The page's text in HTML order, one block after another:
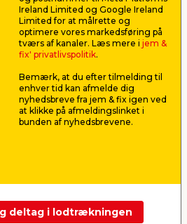
- G.
vægge, vinduer
pr. stk.
Plast1
Til
Fremstillet
x B39,5 x
Ireland Limited og Google Ireland
Limited for at målrette og
optimere vores markedsføring på
tværs af kanaler. Læs mere i jem &
fix' privatlivspolitik.
Bemærk, at du efter tilmelding til
enhver tid kan afmelde dig
nyhedsbreve fra jem & fix igen ved
at klikke på afmeldingslinket i
bunden af nyhedsbrevene.
deltag i lodtrækningen